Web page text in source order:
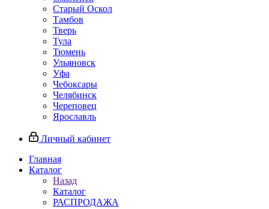
Старый Оскол
Тамбов
Тверь
Тула
Тюмень
Ульяновск
Уфа
Чебоксары
Челябинск
Череповец
Ярославль
Личный кабинет
Главная
Каталог
Назад
Каталог
РАСПРОДАЖА